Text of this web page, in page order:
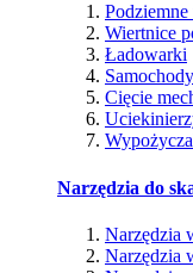
Wiertnice
Ładowarki
Cięcie
Narzędzia do
Narzędzia
Narzędzia